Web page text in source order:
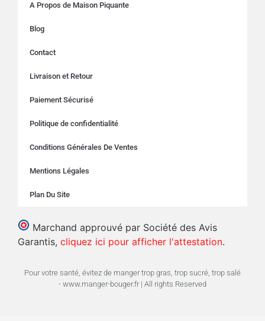
A Propos de Maison Piquante
Blog
Contact
Livraison et Retour
Paiement Sécurisé
Politique de confidentialité
Conditions Générales De Ventes
Mentions Légales
Plan Du Site
Marchand approuvé par Société des Avis
Garantis, cliquez ici pour afficher l'attestation.
Pour votre santé, évitez de manger trop gras, trop sucré, trop salé
- www.manger-bouger.fr | All rights Reserved